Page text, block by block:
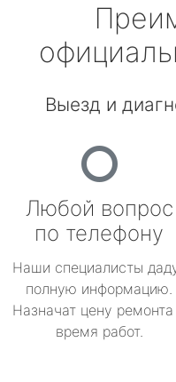
Выезд и
Любой вопрос
по телефону
Наши специалисты
полную информацию.
Назначат цену ремонта
время работ.